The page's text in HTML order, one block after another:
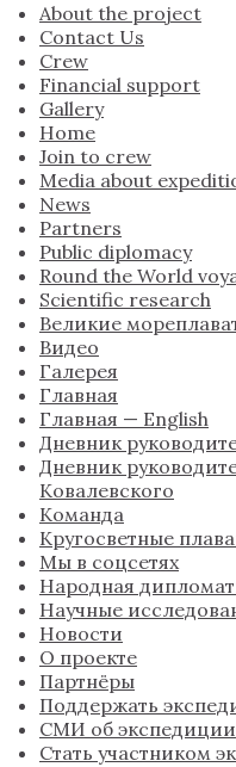
About the project
Contact Us
Crew
Financial support
Gallery
Home
Join to crew
Media about
News
Partners
Public diplomacy
Round the World
Scientific research
Великие
Видео
Галерея
Главная
Главная — English
Дневник
Дневник
Ковалевского
Команда
Кругосветные
Мы в соцсетях
Народная
Научные
Новости
О проекте
Партнёры
Поддержать
СМИ об экспедиции
Стать участником